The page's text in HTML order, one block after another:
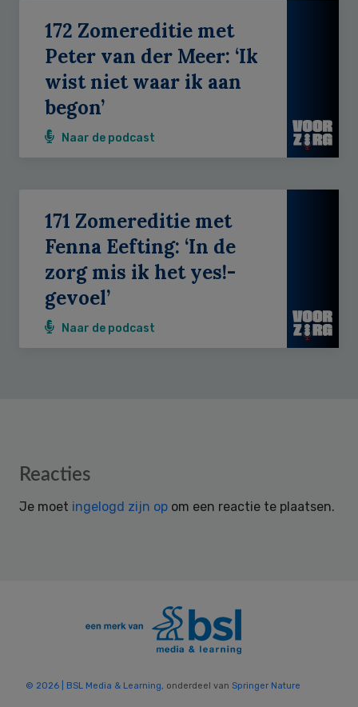
172 Zomereditie met
Peter van der Meer: ‘Ik
wist niet waar ik aan
begon’
Naar de podcast
171 Zomereditie met
Fenna Eefting: ‘In de
zorg mis ik het yes!-
gevoel’
Naar de podcast
Reader
Reacties
Je moet ingelogd zijn op om een reactie te plaatsen.
© 2026 | BSL Media & Learning, onderdeel van Springer Nature